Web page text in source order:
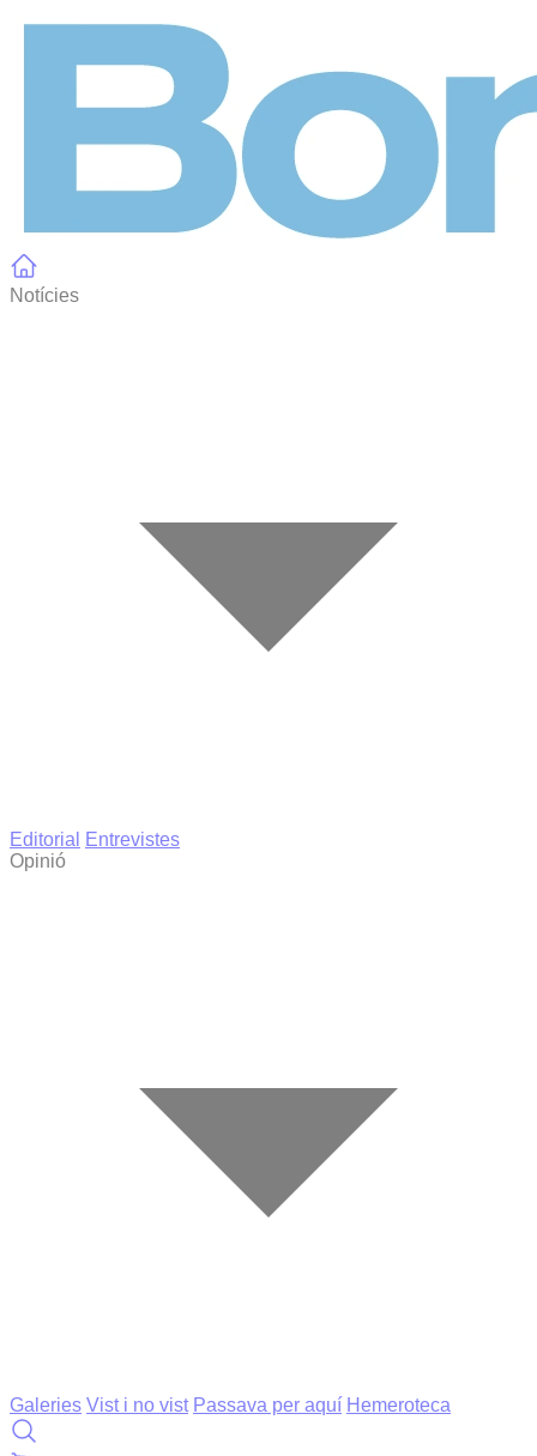
Notícies
Editorial
Entrevistes
Opinió
Galeries Vist i no vist Passava per aquí Hemeroteca